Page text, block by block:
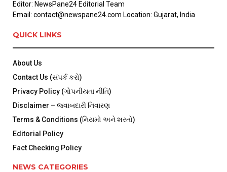
Editor: NewsPane24 Editorial Team
Email: contact@newspane24.com Location: Gujarat, India
QUICK LINKS
About Us
Contact Us (સંપર્ક કરો)
Privacy Policy (ગોપનીયતા નીતિ)
Disclaimer – જવાબદારી નિવારણ
Terms & Conditions (નિયમો અને શરતો)
Editorial Policy
Fact Checking Policy
NEWS CATEGORIES